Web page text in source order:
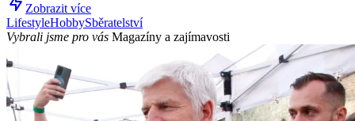
Zobrazit více
LifestyleHobbySběratelství
Vybrali jsme pro vás Magazíny a zajímavosti